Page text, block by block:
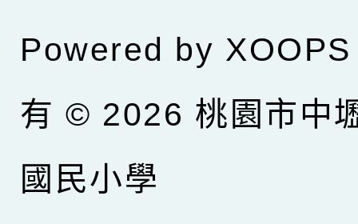
Powered by XOOPS
有 © 2026 桃園市中
國民小學